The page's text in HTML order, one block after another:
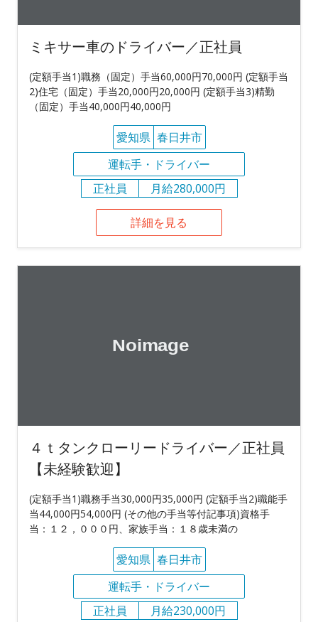
ミキサー車のドライバー／正社員
(定額手当1)職務（固定）手当60,000円70,000円 (定額手当
2)住宅（固定）手当20,000円20,000円 (定額手当3)精勤
（固定）手当40,000円40,000円
愛知県 春日井市
運転手・ドライバー
正社員
月給280,000円
詳細を見る
４ｔタンクローリードライバー／正社員
【未経験歓迎】
(定額手当1)職務手当30,000円35,000円 (定額手当2)職能手
当44,000円54,000円 (その他の手当等付記事項)資格手
当：１２，０００円、家族手当：１８歳未満の
愛知県 春日井市
運転手・ドライバー
正社員
月給230,000円